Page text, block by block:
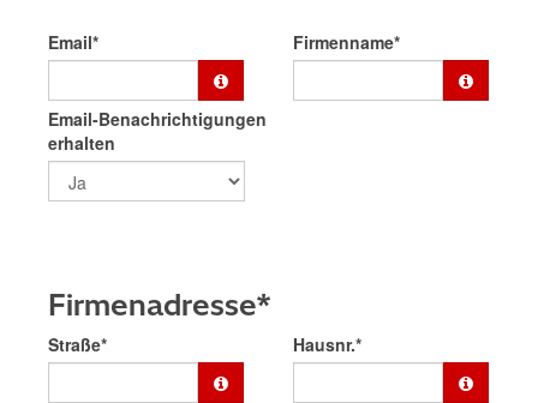
Email* Firmenname*
Email-Benachrichtigungen
erhalten
Firmenadresse*
Straße* Hausnr.*